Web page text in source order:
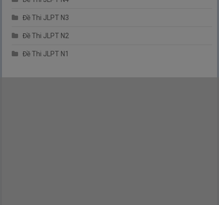
Đề Thi JLPT N3
Đề Thi JLPT N2
Đề Thi JLPT N1